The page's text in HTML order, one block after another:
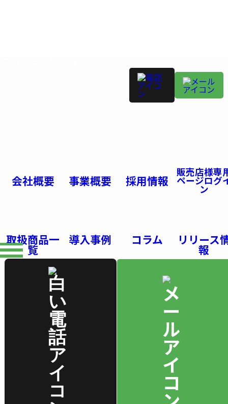
会社概要 事業概要 採用情報
販売店様専
ページログ
ン
取扱商品一
覧
導入事例 コラム リリース
報